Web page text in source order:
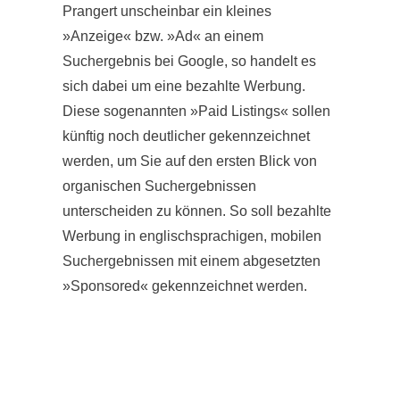
Prangert unscheinbar ein kleines
»Anzeige« bzw. »Ad« an einem
Suchergebnis bei Google, so handelt es
sich dabei um eine bezahlte Werbung.
Diese sogenannten »Paid Listings« sollen
künftig noch deutlicher gekennzeichnet
werden, um Sie auf den ersten Blick von
organischen Suchergebnissen
unterscheiden zu können. So soll bezahlte
Werbung in englischsprachigen, mobilen
Suchergebnissen mit einem abgesetzten
»Sponsored« gekennzeichnet werden.